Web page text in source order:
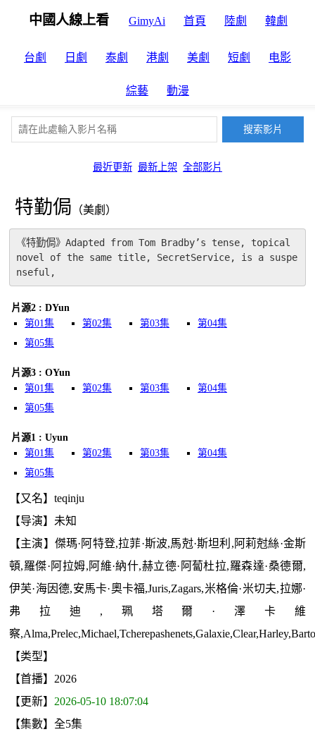
中國人線上看 GimyAi 首頁 陸劇 韓劇
台劇 日劇 泰劇 港劇 美劇 短劇 电影
綜藝 動漫
最近更新 最新上架 全部影片
特勤侷 （美劇）
《特勤侷》Adapted from Tom Bradby’s tense, topical
novel of the same title, SecretService, is a suspe
nseful,
片源2 : DYun
第01集
第02集 第03集
第04集
第05集
片源3 : OYun
第01集
第02集 第03集
第04集
第05集
片源1 : Uyun
第01集
第02集 第03集
第04集
第05集
【又名】teqinju
【导演】未知
【主演】傑瑪·阿特登,拉菲·斯波,馬尅·斯坦利,阿莉尅絲·金斯
頓,羅傑·阿拉姆,阿維·納什,赫立德·阿蔔杜拉,羅森達·桑德爾,
伊芙·海因德,安馬卡·奧卡福,Juris,Zagars,米格倫·米切夫,拉娜·
弗拉迪,珮塔爾·澤卡維
察
【类型】
【首播】2026
【更新】 2026-05-10 18:07:04
【集數】全5集